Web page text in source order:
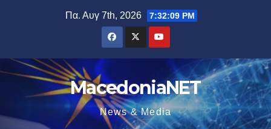
Πα. Αυγ 7th, 2026 7:32:10 PM
MacedoniaNET
News & Media